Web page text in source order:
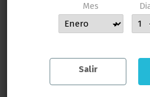
Mes
Salir
MUCHAS GRACIAS POR CONFIAR